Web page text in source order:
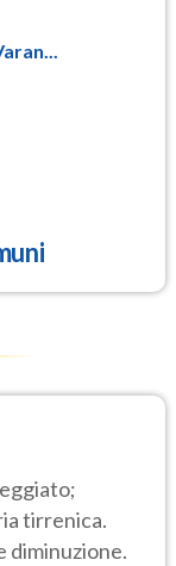
tirrenica.
diminuzione.